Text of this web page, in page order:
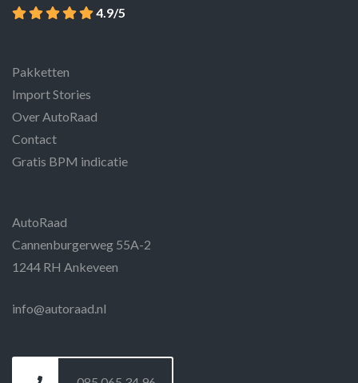
4.9/5
Pakketten
Import Stories
Over AutoRaad
Contact
Gratis BPM indicatie
AutoRaad
Cannenburgerweg 55A-2
1244 RH Ankeveen
info@autoraad.nl